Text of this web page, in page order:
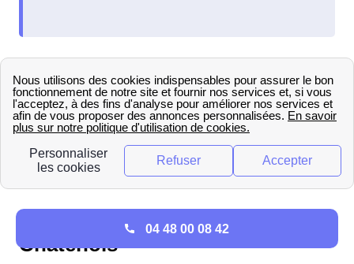
logement situé à proximité de Châtenois, vous
pouvez consulter les informations sur le .
Informations sur ERDF (et
GRDF) à Châtenois
Tout savoir sur GrDF à
Châtenois
04 48 00 08 42